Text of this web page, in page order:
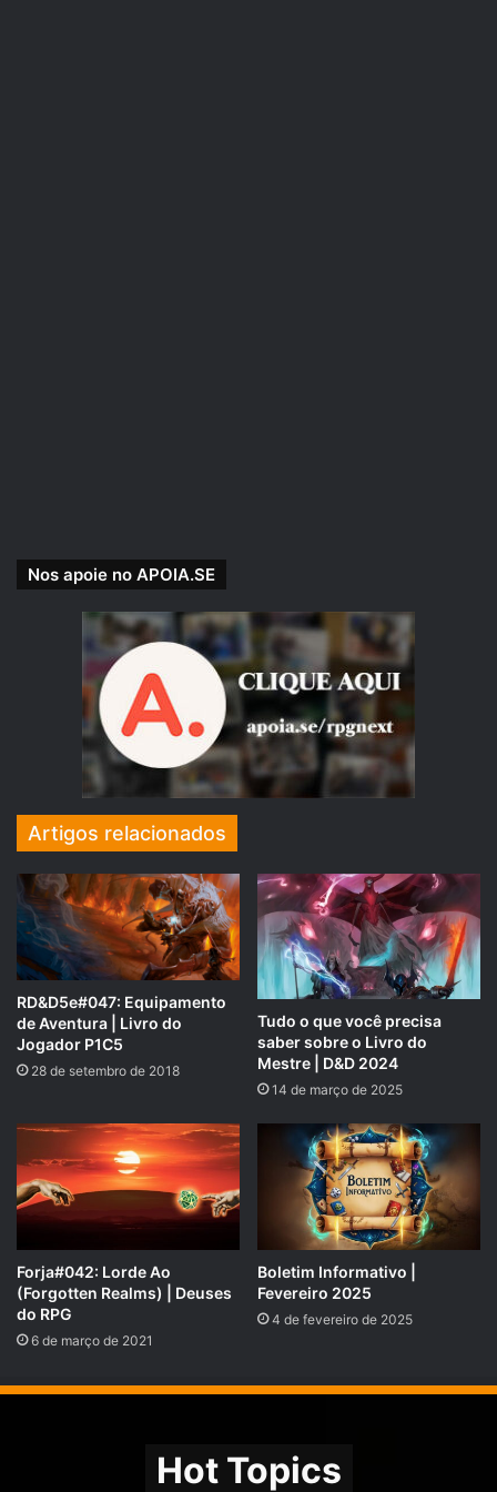
SUPORTE NOSSA CAUSA!
Nossa Campanha do PADRIM está no AR! Acesse e
veja nossas Metas e Recompensas para os patronos.
https://www.padrim.com.br/rpgnext
PADRINHOS E MADRINHAS QUE APOIARAM O RPG NEXT –
https://rpgnext.com.br/doadores/
COMPARTILHE!
Se você gostou desse Podcast de RPG, então não se
esqueça de compartilhar!
Nosso site éhttps://rpgnext.com.br,
Nossa Campanha do
@RPG_Next ,
Nos apoie no APOIA.SE
Artigos relacionados
RD&D5e#047: Equipamento
de Aventura | Livro do
Jogador P1C5
28 de setembro de 2018
Tudo o que você precisa
saber sobre o Livro do
Mestre | D&D 2024
14 de março de 2025
Forja#042: Lorde Ao
(Forgotten Realms) | Deuses
do RPG
6 de março de 2021
Boletim Informativo |
Fevereiro 2025
4 de fevereiro de 2025
Hot Topics